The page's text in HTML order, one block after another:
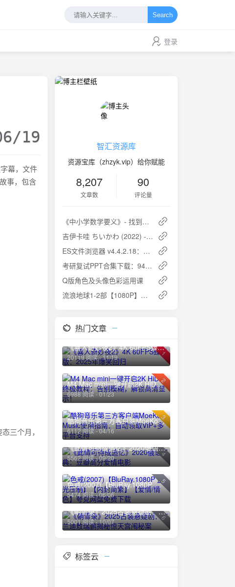
Search
登录
19
幕，文件
事，包含
三个月，
智汇资源库
资源宝库（zhzyk.vip）给你赋能
8,207
文章数
90
评论量
《中小学数学要义》- 找到数学本源，厘清脉络思想
吉伊卡哇 ちいかわ (2022) - 可爱小动物的日常物语
ES文件浏览器 v4.4.2.18：解锁会员高级版，手机文件管理利器
考研复试PPT合集下载：94套精美模板+预览图，助你轻松搞定复试！🎓
Q版角色及头像色彩运用课
流浪地球1-2部【1080P】【国语中英双字】
热门文章
1
《喜人奇妙夜2》4K 60FPS臻彩版：2025年爆笑回归
20119 阅读 - 11/19
2
M4 Mac mini一键开启2K HiDPI终极教程：告别模糊，解锁高清显示！
6988 阅读 - 01/23
3
酷狗音乐第三方客户端MoeKoe Music使用指南：自动领取VIP+多平台支持
6112 阅读 - 04/16
4
《此情可待成追忆》2020俄语经典：豆瓣高分爱情电影
5562 阅读 - 09/20
5
色戒(2007)【BluRay.1080P 蓝光压制】【内封简繁】【爱情/情色】夸克网盘免费下载
5474 阅读 - 06/06
6
《朝雪录》2025古装悬疑剧：李兰迪敖瑞鹏揭秘惊天宫闱秘案
5001 阅读 - 10/07
标签云